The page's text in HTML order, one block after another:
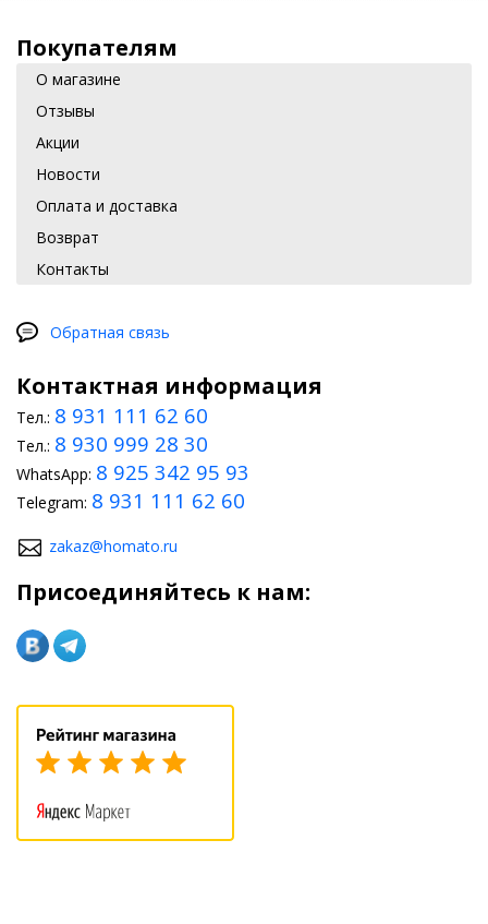
Покупателям
О магазине
Отзывы
Акции
Новости
Оплата и доставка
Возврат
Контакты
Обратная связь
Контактная информация
Тел.: 8 931 111 62 60
Тел.: 8 930 999 28 30
WhatsApp: 8 925 342 95 93
Telegram: 8 931 111 62 60
zakaz@homato.ru
Присоединяйтесь к нам: